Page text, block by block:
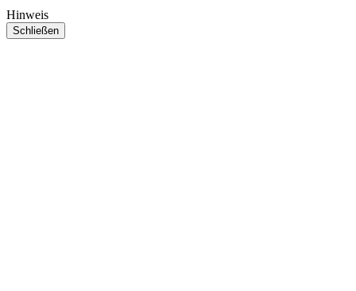
Hinweis
Schließen